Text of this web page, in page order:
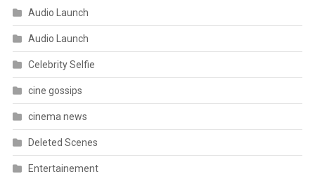
Audio Launch
Audio Launch
Celebrity Selfie
cine gossips
cinema news
Deleted Scenes
Entertainement